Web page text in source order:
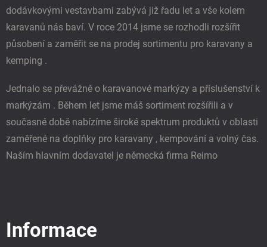
v
ý
p
i
dodávkovými vestavbami zabývá již řadu let a vše kolem
karavanů nás baví. V roce 2014 jsme se rozhodli rozšířit
působení a zaměřit se na prodej sortimentu pro karavany a
kemping .
Jednalo se převážně o karavanové markýzy a příslušenství k
markýzám . Během let jsme máš sortiment rozšířili a v
současné době nabízíme široké spektrum produktů v oblasti
zaměřené na doplňky pro karavany , kempování a volný čas.
Naším hlavním dodavatel je německá firma Reimo
Informace